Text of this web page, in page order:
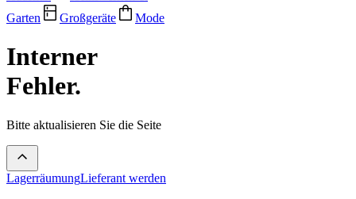
Garten
Großgeräte Mode
Interner
Fehler.
Bitte aktualisieren Sie die Seite
LagerräumungLieferant werden